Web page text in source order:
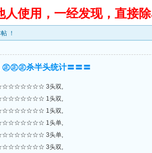
使用，一经发现，直接
！
㊣㊣杀半头统计〓〓〓
3头双,
1头双,
1头双,
1头单,
3头单,
3头双,